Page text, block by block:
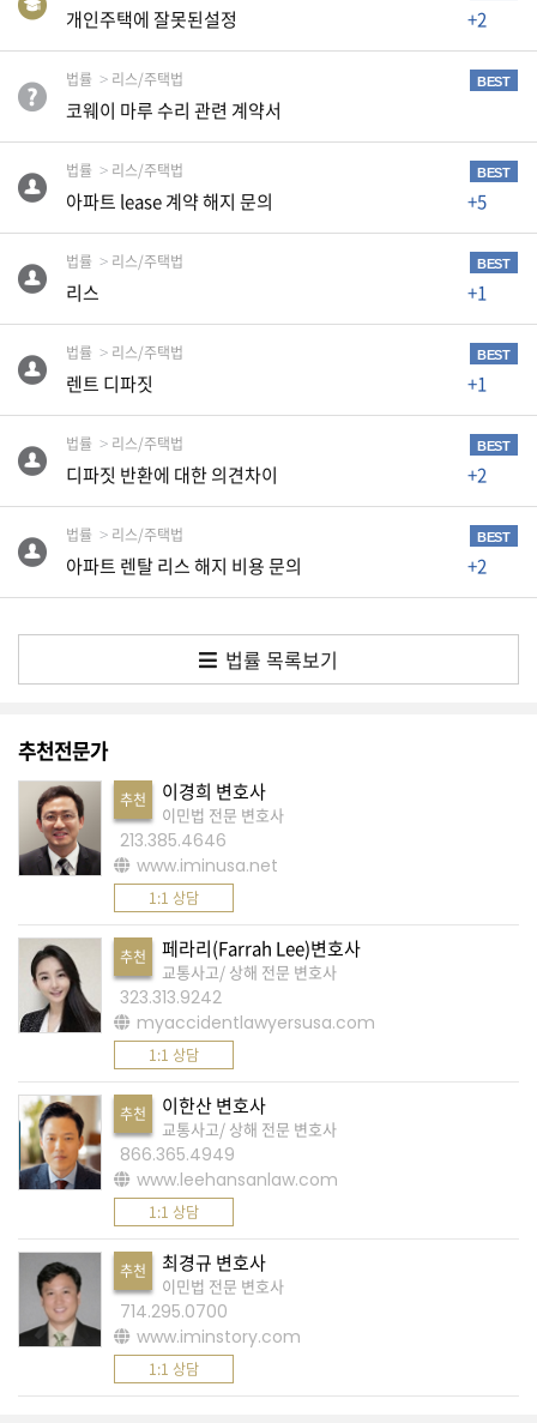
전
Koreadaily.com
광
고
및
의
항
askusa@koreadaily.com
개인주택에 잘못된설정 +2
법률 리스/주택법 BEST
코웨이 마루 수리 관련 계약서
법률 리스/주택법 BEST
아파트 lease 계약 해지 문의 +5
법률 리스/주택법 BEST
리스 +1
법률 리스/주택법 BEST
렌트 디파짓 +1
법률 리스/주택법 BEST
디파짓 반환에 대한 의견차이 +2
법률 리스/주택법 BEST
아파트 렌탈 리스 해지 비용 문의 +2
법률 목록보기
추천전문가
추천 이경희 변호사
이민법 전문 변호사
213.385.4646
www.iminusa.net
1:1 상담
추천 페라리(Farrah Lee)변호사
교통사고/ 상해 전문 변호사
323.313.9242
myaccidentlawyersusa.com
1:1 상담
추천 이한산 변호사
교통사고/ 상해 전문 변호사
866.365.4949
www.leehansanlaw.com
1:1 상담
추천 최경규 변호사
이민법 전문 변호사
714.295.0700
www.iminstory.com
1:1 상담